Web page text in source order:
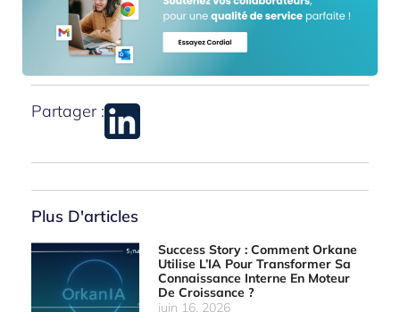
Partager :
Plus D'articles
Success Story : Comment Orkane
Utilise L’IA Pour Transformer Sa
Connaissance Interne En Moteur
De Croissance ?
juin 16, 2026